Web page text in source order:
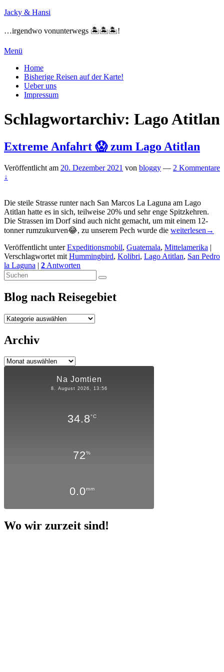
Zum
springen
Jacky & Hansi
…irgendwo vonunterwegs 🏝🏝🏝!
Menü
Primäres
Menü
Home
Bisherige Reisen auf der Karte!
Ueber uns
Impressum
Schlagwortarchiv: Lago Atitlan
Extreme Anfahrt 😱 zum Lago Atitlan
Veröffentlicht am 20. Dezember 2021 von bloggy — 2 Kommentare
↓
Die steile Strasse runter nach San Marcos La Laguna am Lago
Atitlan hatte es in sich, teilweise 20% und sehr enge Spitzkehren.
Die Strassen im Dorf sind auch nicht gemacht, um mit einem 12-
tonner rumzukurven😂, zu unserem Pech wurde die Extreme
😱
zum
weiterlesen →
Veröffentlicht unter Expeditionsmobil, Guatemala, Mittelamerika |
Verschlagwortet mit Hummingbird, Kolibri, Lago Atitlan, San Pedro
la Laguna | 2 Antworten
Primärer
Seitenleisten-
Widgetbereich
Suchen
nach:
Suchen
Blog nach Reisegebiet
Blog
Reisegebiet
Archiv
Archiv
Na Jomtien
8. August 2026, 13:56
34.8°C
72%
0.0mm
Wo wir zurzeit sind!